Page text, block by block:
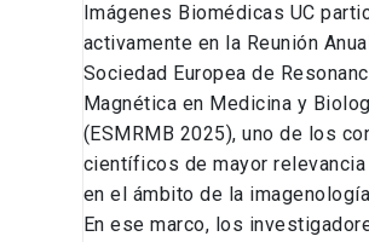
Imágenes Biomédicas UC
activamente en la Reunión
Sociedad Europea de
Magnética en Medicina y
(ESMRMB 2025), uno de los
científicos de mayor relevancia
en el ámbito de la
En ese marco, los